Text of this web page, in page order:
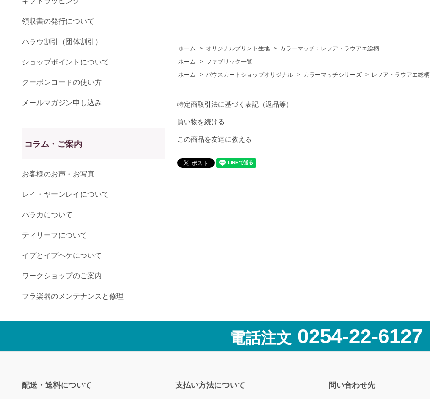
ホーム > オリジナルプリント生地 > カラーマッチ：レフア・ラウアエ総柄
ホーム
> ファブリック一覧
ホーム
> パウスカートショップオリジナル > カラーマッチシリーズ > レフア・ラウアエ総柄
特定商取引法に基づく表記（返品等）
買い物を続ける
この商品を友達に教える
領収書の発行について
ハラウ割引（団体割引）
ショップポイントについて
クーポンコードの使い方
メールマガジン申し込み
コラム・ご案内
お客様のお声・お写真
レイ・ヤーンレイについて
パラカについて
ティリーフについて
イプとイプヘケについて
ワークショップのご案内
フラ楽器のメンテナンスと修理
電話注文 0254-22-6127
配送・送料について 支払い方法について 問い合わせ先